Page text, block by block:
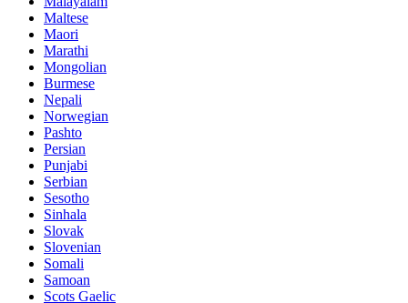
Maltese
Maori
Marathi
Mongolian
Burmese
Nepali
Norwegian
Pashto
Persian
Punjabi
Serbian
Sesotho
Sinhala
Slovak
Slovenian
Somali
Samoan
Scots Gaelic